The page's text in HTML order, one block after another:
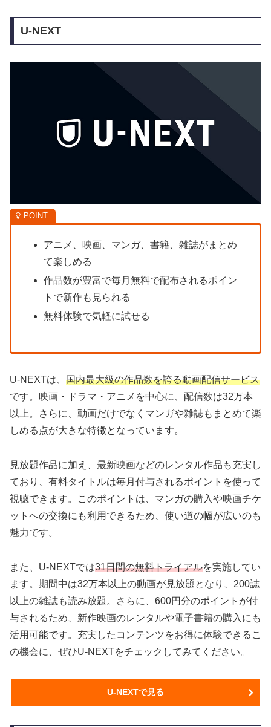
U-NEXT
アニメ、映画、マンガ、書籍、雑誌がまとめ
て楽しめる
作品数が豊富で毎月無料で配布されるポイン
トで新作も見られる
無料体験で気軽に試せる
U-NEXTは、 国内最大級の作品数を誇る動画配信サービス
です。映画・ドラマ・アニメを中心に、配信数は32万本
以上。さらに、動画だけでなくマンガや雑誌もまとめて楽
しめる点が大きな特徴となっています。
見放題作品に加え、最新映画などのレンタル作品も充実し
ており、有料タイトルは毎月付与されるポイントを使って
視聴できます。このポイントは、マンガの購入や映画チケ
ットへの交換にも利用できるため、使い道の幅が広いのも
魅力です。
また、U-NEXTでは31日間の無料トライアルを実施してい
ます。期間中は32万本以上の動画が見放題となり、200誌
以上の雑誌も読み放題。さらに、600円分のポイントが付
与されるため、新作映画のレンタルや電子書籍の購入にも
活用可能です。充実したコンテンツをお得に体験できるこ
の機会に、ぜひU-NEXTをチェックしてみてください。
U-NEXTで見る